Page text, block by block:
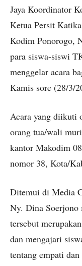
Jaya Koordinator
Ketua Persit
Kodim Ponorogo,
para siswa-siswi
menggelar acara
Kamis sore (28/3/
Acara yang diikuti
orang tua/wali
kantor Makodim
nomor 38, Kota/
Ditemui di Media
Ny. Dina Soerjono
tersebut
dan mengajari
tentang empati